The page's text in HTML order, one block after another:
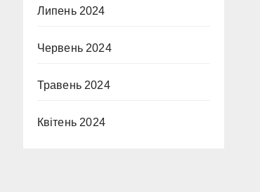
Липень 2024
Червень 2024
Травень 2024
Квітень 2024